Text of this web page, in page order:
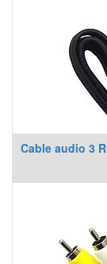
Cable audio 3